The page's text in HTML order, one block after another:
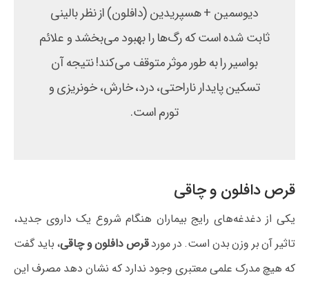
دیوسمین + هسپریدین (دافلون) از نظر بالینی
ثابت شده است که رگ‌ها را بهبود می‌بخشد و علائم
بواسیر را به طور موثر متوقف می‌کند! نتیجه آن
تسکین پایدار ناراحتی، درد، خارش، خونریزی و
تورم است.
قرص دافلون و چاقی
یکی از دغدغه‌های رایج بیماران هنگام شروع یک داروی جدید،
تاثیر آن بر وزن بدن است. در موردقرص دافلون و چاقی، باید گفت
که هیچ مدرک علمی معتبری وجود ندارد که نشان دهد مصرف این